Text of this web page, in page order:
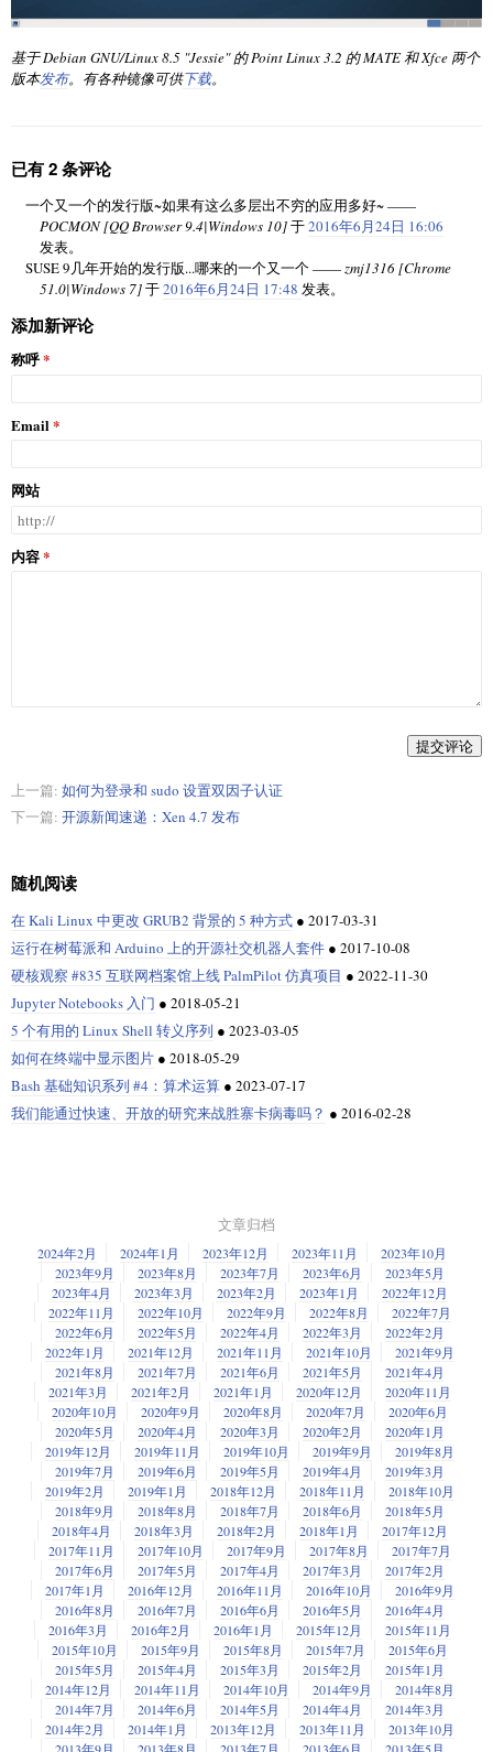
基于 Debian GNU/Linux 8.5 "Jessie" 的 Point Linux 3.2 的 MATE 和 Xfce 两个
版本发布。有各种镜像可供下载。
已有 2 条评论
一个又一个的发行版~如果有这么多层出不穷的应用多好~ ——
POCMON [QQ Browser 9.4|Windows 10]于2016年6月24日 16:06
发表。
SUSE 9几年开始的发行版...哪来的一个又一个 ——zmj1316 [Chrome
51.0|Windows 7]于2016年6月24日 17:48 发表。
添加新评论
称呼
Email
网站
内容
提交评论
上一篇: 如何为登录和 sudo 设置双因子认证
下一篇: 开源新闻速递：Xen 4.7 发布
随机阅读
在 Kali Linux 中更改 GRUB2 背景的 5 种方式 ● 2017-03-31
运行在树莓派和 Arduino 上的开源社交机器人套件 ● 2017-10-08
硬核观察 #835 互联网档案馆上线 PalmPilot 仿真项目 ● 2022-11-30
Jupyter Notebooks 入门 ● 2018-05-21
5 个有用的 Linux Shell 转义序列 ● 2023-03-05
如何在终端中显示图片 ● 2018-05-29
Bash 基础知识系列 #4：算术运算 ● 2023-07-17
我们能通过快速、开放的研究来战胜寨卡病毒吗？ ● 2016-02-28
文章归档
2024年2月 2024年1月 2023年12月 2023年11月
2023年10月
2023年9月
2023年8月 2023年7月 2023年6月
2023年5月
2023年4月
2023年3月 2023年2月 2023年1月
2022年12月
2022年11月
2022年10月 2022年9月 2022年8月
2022年7月
2022年6月
2022年5月 2022年4月 2022年3月
2022年2月
2022年1月
2021年12月 2021年11月 2021年10月
2021年9月
2021年8月
2021年7月 2021年6月 2021年5月
2021年4月
2021年3月
2021年2月 2021年1月 2020年12月
2020年11月
2020年10月
2020年9月 2020年8月 2020年7月
2020年6月
2020年5月
2020年4月 2020年3月 2020年2月
2020年1月
2019年12月
2019年11月 2019年10月 2019年9月
2019年8月
2019年7月
2019年6月 2019年5月 2019年4月
2019年3月
2019年2月
2019年1月 2018年12月 2018年11月
2018年10月
2018年9月
2018年8月 2018年7月 2018年6月
2018年5月
2018年4月
2018年3月 2018年2月 2018年1月
2017年12月
2017年11月
2017年10月 2017年9月 2017年8月
2017年7月
2017年6月
2017年5月 2017年4月 2017年3月
2017年2月
2017年1月
2016年12月 2016年11月 2016年10月
2016年9月
2016年8月
2016年7月 2016年6月 2016年5月
2016年4月
2016年3月
2016年2月 2016年1月 2015年12月
2015年11月
2015年10月
2015年9月 2015年8月 2015年7月
2015年6月
2015年5月
2015年4月 2015年3月 2015年2月
2015年1月
2014年12月
2014年11月 2014年10月 2014年9月
2014年8月
2014年7月
2014年6月 2014年5月 2014年4月
2014年3月
2014年2月
2014年1月 2013年12月 2013年11月
2013年10月